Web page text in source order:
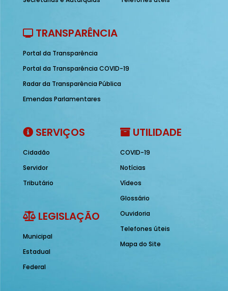
TRANSPARÊNCIA
Portal da Transparência
Portal da Transparência COVID-19
Radar da Transparência Pública
Emendas Parlamentares
SERVIÇOS
Cidadão
Servidor
Tributário
LEGISLAÇÃO
Municipal
Estadual
Federal
UTILIDADE
COVID-19
Notícias
Vídeos
Glossário
Ouvidoria
Telefones úteis
Mapa do Site